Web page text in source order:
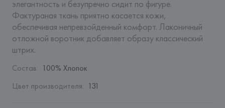
элегантность и безупречно сидит по фигуре.
Фактураная ткань приятно касается кожи,
обеспечивая непревзойденный комфорт. Лаконичный
отложной воротник добавляет образу классический
штрих.
Состав: 100% Хлопок
Цвет производителя: 131